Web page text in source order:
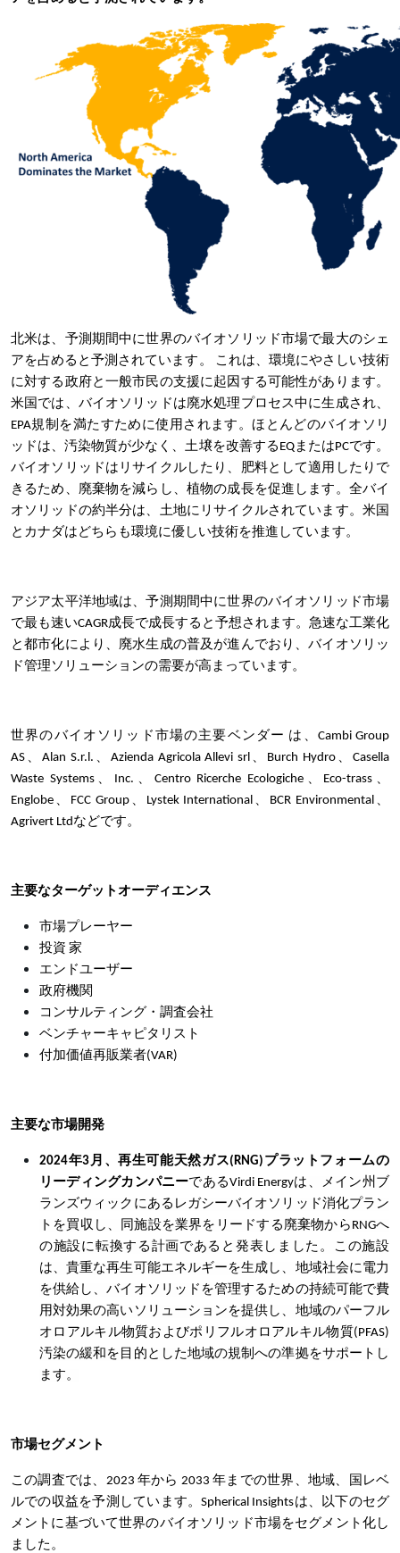
北米は、予測期間中に世界のバイオソリッド市場で最大のシェ
アを占めると予測されています。
これは、環境にやさしい技術
に対する政府と一般市民の支援に起因する可能性があります。
米国では、バイオソリッドは廃水処理プロセス中に生成され、
EPA規制を満たすために使用されます。ほとんどのバイオソリ
ッドは、汚染物質が少なく、土壌を改善するEQまたはPCです。
バイオソリッドはリサイクルしたり、肥料として適用したりで
きるため、廃棄物を減らし、植物の成長を促進します。全バイ
オソリッドの約半分は、土地にリサイクルされています。米国
とカナダはどちらも環境に優しい技術を推進しています。
アジア太平洋地域は、予測期間中に世界のバイオソリッド市場
で最も速いCAGR成長で成長すると予想されます。急速な工業化
と都市化により、廃水生成の普及が進んでおり、バイオソリッ
ド管理ソリューションの需要が高まっています。
世界のバイオソリッド市場の主要ベンダー は、Cambi Group
AS、Alan S.r.l.、Azienda Agricola Allevi srl、Burch Hydro、Casella
Waste Systems、Inc.、Centro Ricerche Ecologiche、Eco-trass、
Englobe、FCC Group、Lystek International、BCR Environmental、
Agrivert Ltdなどです。
主要なターゲットオーディエンス
市場プレーヤー
投資 家
エンドユーザー
政府機関
コンサルティング・調査会社
ベンチャーキャピタリスト
付加価値再販業者(VAR)
主要な市場開発
2024年3月、再生可能天然ガス(RNG)プラットフォームの
リーディングカンパニーであるVirdi Energyは、メイン州ブ
ランズウィックにあるレガシーバイオソリッド消化プラン
トを買収し、同施設を業界をリードする廃棄物からRNGへ
の施設に転換する計画であると発表しました。この施設
は、貴重な再生可能エネルギーを生成し、地域社会に電力
を供給し、バイオソリッドを管理するための持続可能で費
用対効果の高いソリューションを提供し、地域のパーフル
オロアルキル物質およびポリフルオロアルキル物質(PFAS)
汚染の緩和を目的とした地域の規制への準拠をサポートし
ます。
市場セグメント
この調査では、2023 年から 2033 年までの世界、地域、国レベ
ルでの収益を予測しています。Spherical Insightsは、以下のセグ
メントに基づいて世界のバイオソリッド市場をセグメント化し
ました。